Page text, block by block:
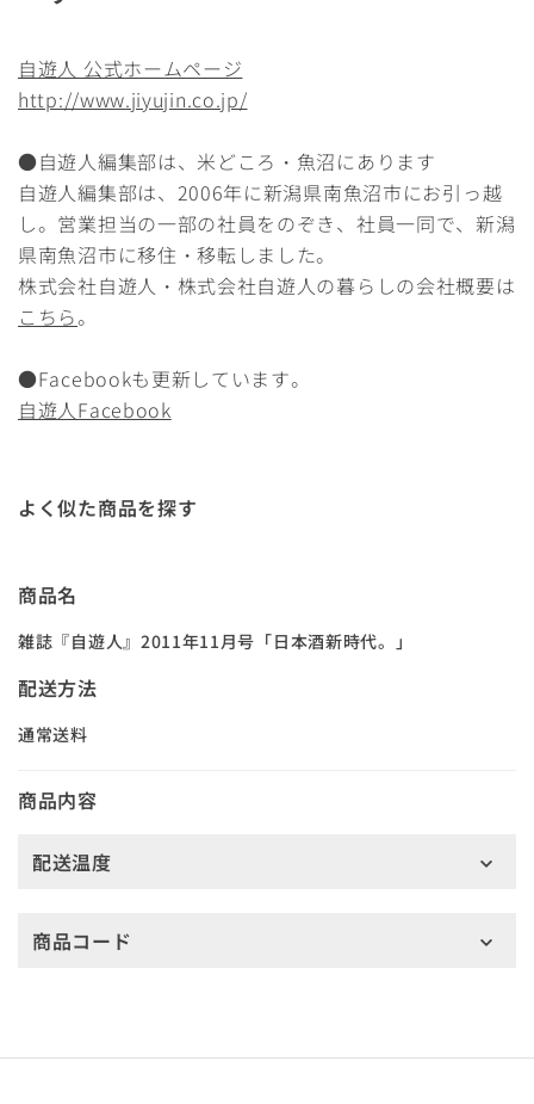
自遊人 公式ホームページ
http://www.jiyujin.co.jp/
●自遊人編集部は、米どころ・魚沼にあります
自遊人編集部は、2006年に新潟県南魚沼市にお引っ越
し。営業担当の一部の社員をのぞき、社員一同で、新潟
県南魚沼市に移住・移転しました。
株式会社自遊人・株式会社自遊人の暮らしの会社概要は
こちら。
●Facebookも更新しています。
自遊人Facebook
よく似た商品を探す
商品名
雑誌『自遊人』2011年11月号「日本酒新時代。」
配送方法
通常送料
商品内容
配送温度
商品コード